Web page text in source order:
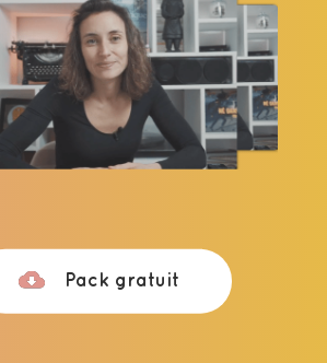
enfant commence à
sa frustration à travers des
agressifs tels …
Pack gratuit